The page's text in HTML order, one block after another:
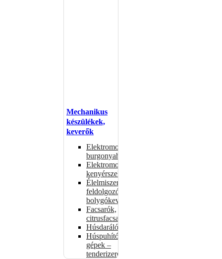
Mechanikus
készülékek,
keverők
Elektromos
burgonyahámozók
Elektromos
kenyérszeletelők
Élelmiszer-
feldolgozók –
bolygókeverők
Facsarók,
citrusfacsarók
Húsdarálók
Húspuhító
gépek –
tenderizerek